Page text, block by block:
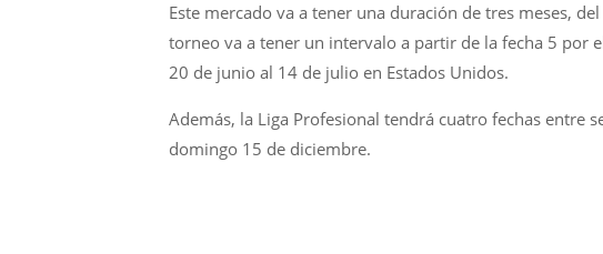
Este mercado va a tener una duración de tres meses,
torneo va a tener un intervalo a partir de la fecha 5 por
20 de junio al 14 de julio en Estados Unidos.
Además, la Liga Profesional tendrá cuatro fechas entre
domingo 15 de diciembre.